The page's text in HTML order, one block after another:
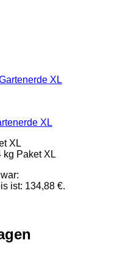
XL
XL
kg Paket XL
ist: 134,88 €.